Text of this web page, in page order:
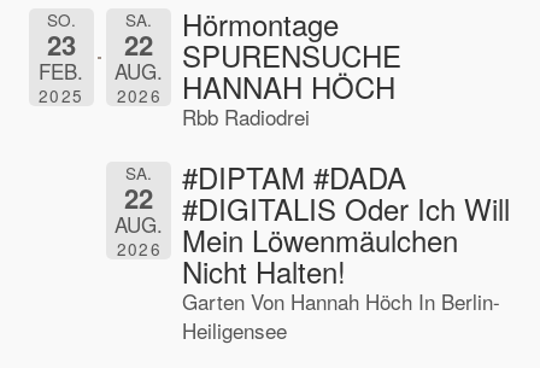
SO.
23
FEB.
2025
SA.
22
AUG.
2026
Hörmontage
SPURENSUCHE
HANNAH HÖCH
Rbb Radiodrei
SA.
22
AUG.
2026
#DIPTAM #DADA
#DIGITALIS Oder Ich Will
Mein Löwenmäulchen
Nicht Halten!
Garten Von Hannah Höch In Berlin-
Heiligensee